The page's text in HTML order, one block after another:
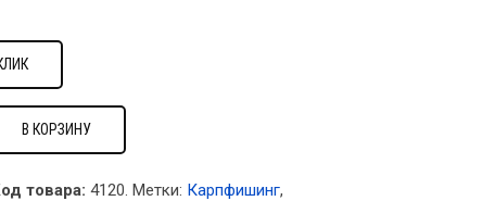
В КОРЗИНУ
товара: 4120. Метки: Карпфишинг,